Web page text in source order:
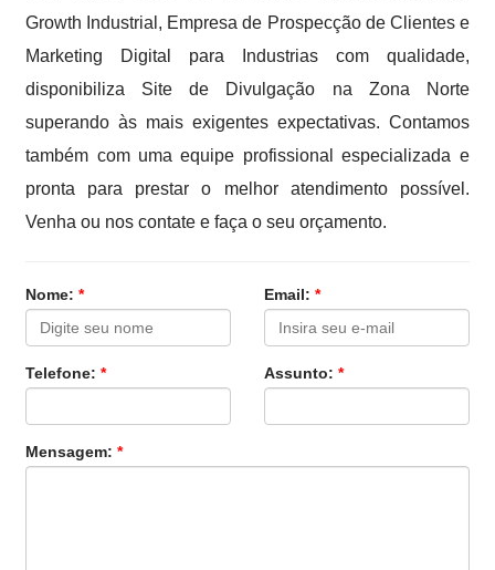
Growth Industrial, Empresa de Prospecção de Clientes e
Marketing Digital para Industrias com qualidade,
disponibiliza Site de Divulgação na Zona Norte
superando às mais exigentes expectativas. Contamos
também com uma equipe profissional especializada e
pronta para prestar o melhor atendimento possível.
Venha ou nos contate e faça o seu orçamento.
Nome:* Email: *
Telefone:* Assunto: *
Mensagem:*